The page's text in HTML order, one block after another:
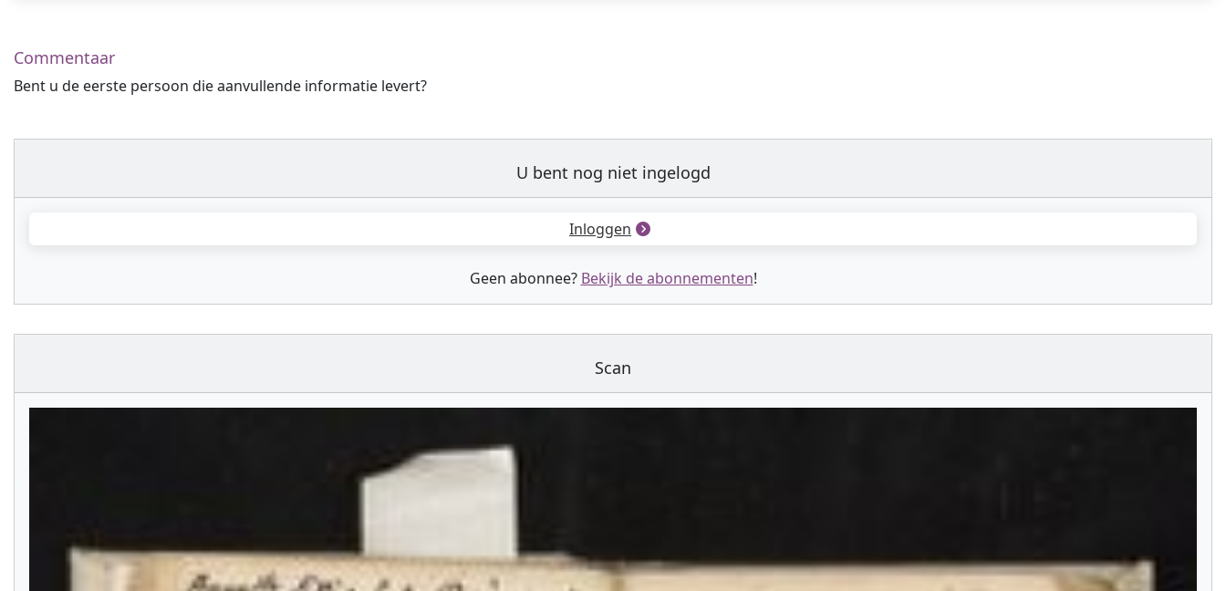
Commentaar
Bent u de eerste persoon die aanvullende informatie levert?
U bent nog niet ingelogd
Inloggen
Geen abonnee? Bekijk de abonnementen!
Scan